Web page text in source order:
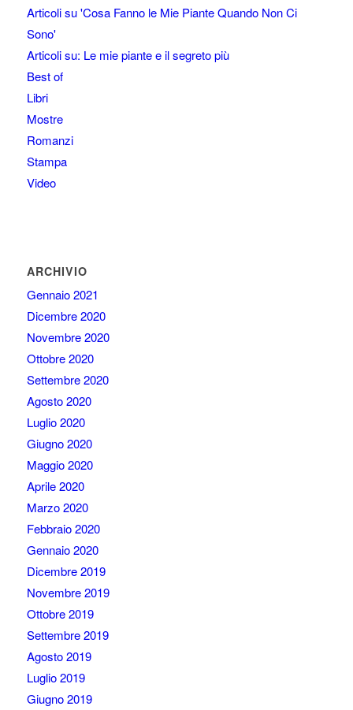
Articoli su 'Cosa Fanno le Mie Piante Quando Non Ci
Sono'
Articoli su: Le mie piante e il segreto più
Best of
Libri
Mostre
Romanzi
Stampa
Video
ARCHIVIO
Gennaio 2021
Dicembre 2020
Novembre 2020
Ottobre 2020
Settembre 2020
Agosto 2020
Luglio 2020
Giugno 2020
Maggio 2020
Aprile 2020
Marzo 2020
Febbraio 2020
Gennaio 2020
Dicembre 2019
Novembre 2019
Ottobre 2019
Settembre 2019
Agosto 2019
Luglio 2019
Giugno 2019